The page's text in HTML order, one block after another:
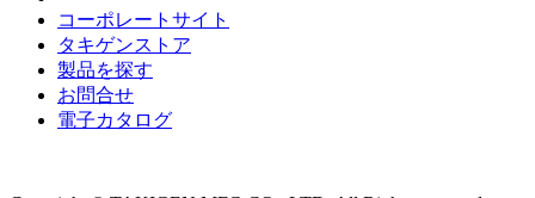
コーポレートサイト
タキゲンストア
製品を探す
お問合せ
電子カタログ